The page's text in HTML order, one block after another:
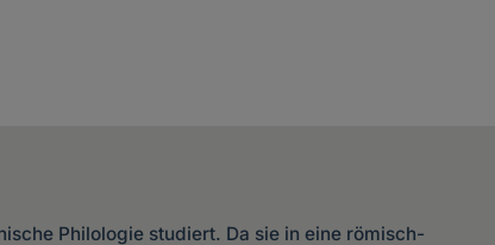
Philologie studiert. Da sie in eine römisch-